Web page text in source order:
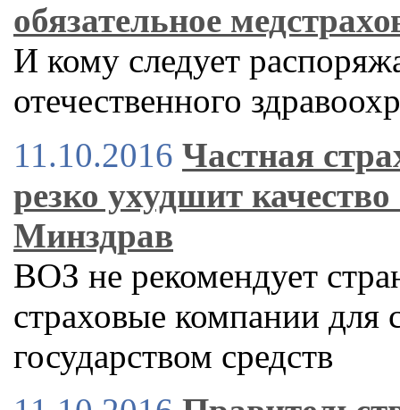
обязательное
И кому следует
отечественного
11.10.2016 Частная
резко ухудшит
Минздрав
ВОЗ не рекомендует
страховые компании для
государством средств